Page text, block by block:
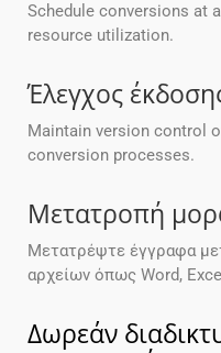
Schedule conversions at
resource utilization.
Έλεγχος
Maintain version control
conversion processes.
Μετατροπή
Μετατρέψτε έγγραφα
αρχείων όπως Word,
Δωρεάν